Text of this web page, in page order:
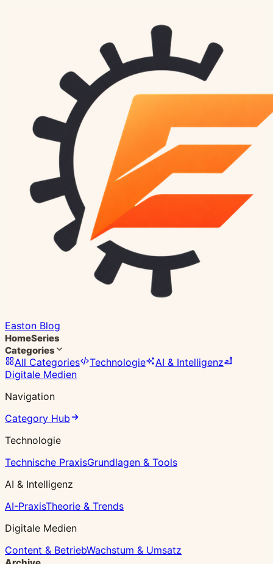
Easton Blog
HomeSeries
Categories
All Categories Technologie
AI & Intelligenz
Digitale Medien
Navigation
Category Hub
Technologie
Technische PraxisGrundlagen & Tools
AI & Intelligenz
AI-PraxisTheorie & Trends
Digitale Medien
Content & BetriebWachstum & Umsatz